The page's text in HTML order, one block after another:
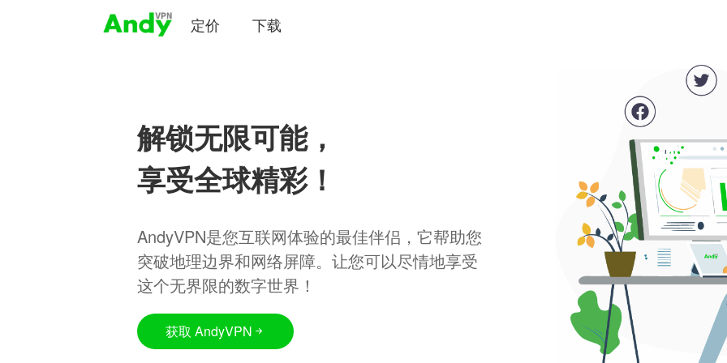
定价 下载
解锁无限可能，
享受全球精彩！
AndyVPN是您互联网体验的最佳伴侣，它帮助您
突破地理边界和网络屏障。让您可以尽情地享受
这个无界限的数字世界！
获取 AndyVPN